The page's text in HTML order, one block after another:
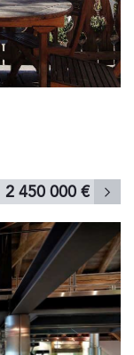
2 450 000 €